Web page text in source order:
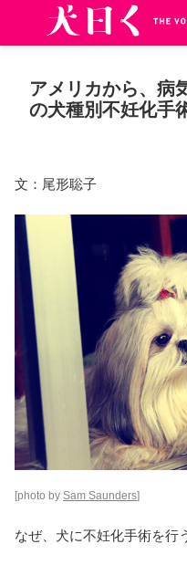
アメリカから、病
の犬種別不妊化手
文：尾形聡子
[photo by Sam Saunders]
なぜ、犬に不妊化手術を行